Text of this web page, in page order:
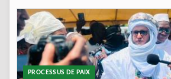
PROCESSUS DE PAIX